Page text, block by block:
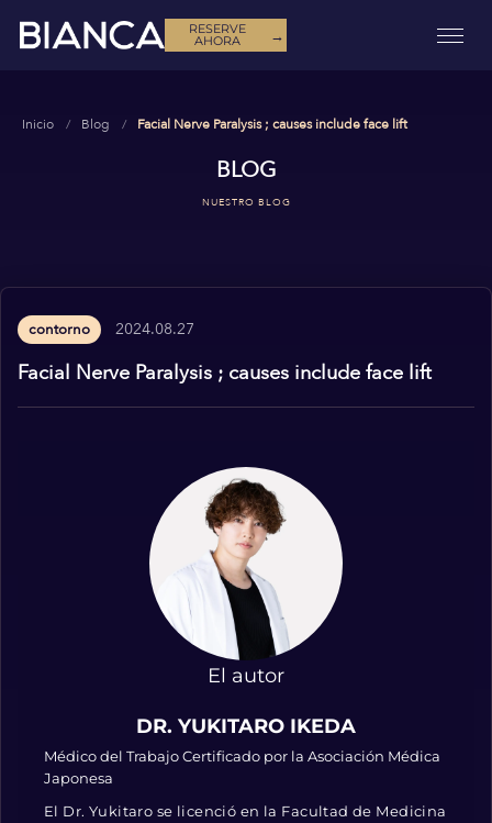
RESERVE
AHORA →
Inicio Blog Facial Nerve Paralysis ; causes include face lift
BLOG
NUESTRO BLOG
contorno 2024.08.27
Facial Nerve Paralysis ; causes include face lift
El autor
DR. YUKITARO IKEDA
Médico del Trabajo Certificado por la Asociación Médica
Japonesa
El Dr. Yukitaro se licenció en la Facultad de Medicina